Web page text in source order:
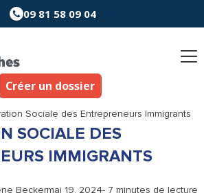
09 81 58 09 04
Créer un dossier
Sociale des Entrepreneurs Immigrants
SOCIALE DES
IMMIGRANTS
Beckermai 19, 2024- 7 minutes de lecture